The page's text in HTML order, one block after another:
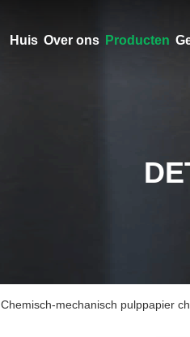
Huis Over ons Producten
Chemisch-mechanisch pulppapier